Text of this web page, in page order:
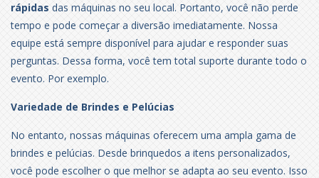
rápidas das máquinas no seu local. Portanto, você não perde
tempo e pode começar a diversão imediatamente. Nossa
equipe está sempre disponível para ajudar e responder suas
perguntas. Dessa forma, você tem total suporte durante todo o
evento. Por exemplo.
Variedade de Brindes e Pelúcias
No entanto, nossas máquinas oferecem uma ampla gama de
brindes e pelúcias. Desde brinquedos a itens personalizados,
você pode escolher o que melhor se adapta ao seu evento. Isso